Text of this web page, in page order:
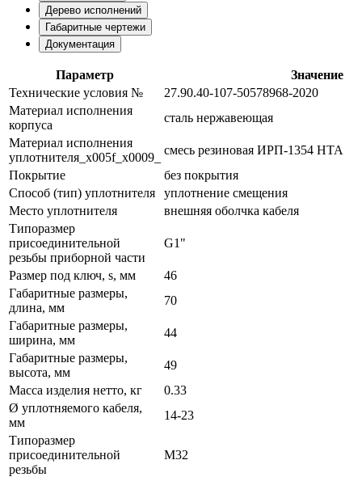
Дерево исполнений
Габаритные чертежи
Документация
Параметр
Значение
Технические условия №
27.90.40-107-50578968-2020
Материал исполнения
корпуса
сталь нержавеющая
Материал исполнения
уплотнителя_x005f_x0009_
смесь резиновая ИРП-1354 НТА
Покрытие
без покрытия
Способ (тип) уплотнителя
уплотнение смещения
Место уплотнителя
внешняя оболчка кабеля
Типоразмер
присоединительной
резьбы приборной части
G1"
Размер под ключ, s, мм
46
Габаритные размеры,
длина, мм
70
Габаритные размеры,
ширина, мм
44
Габаритные размеры,
высота, мм
49
Масса изделия нетто, кг
0.33
Ø уплотняемого кабеля,
мм
14-23
Типоразмер
присоединительной
резьбы
М32